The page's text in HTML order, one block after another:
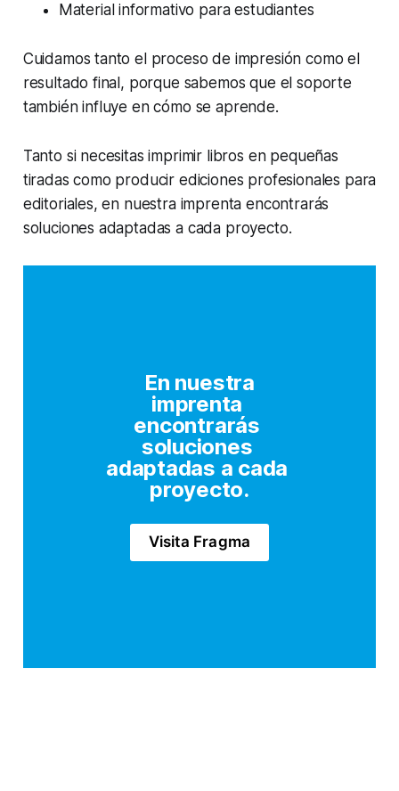
Material informativo para estudiantes
Cuidamos tanto el proceso de impresión como el
resultado final, porque sabemos que el soporte
también influye en cómo se aprende.
Tanto si necesitas imprimir libros en pequeñas
tiradas como producir ediciones profesionales para
editoriales, en nuestra imprenta encontrarás
soluciones adaptadas a cada proyecto.
imprenta
encontrarás
soluciones
adaptadas a cada
proyecto.
Visita Fragma